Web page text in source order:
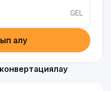
GEL
алу
конвертациялау